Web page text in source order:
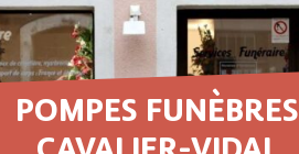
POMPES FUNÈBRES